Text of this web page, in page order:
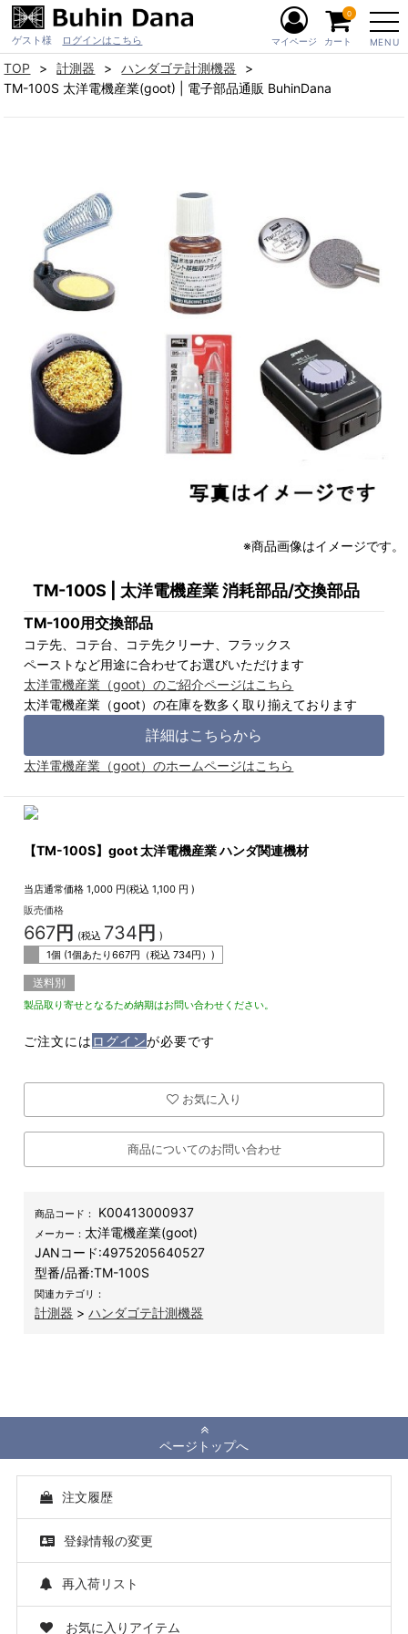
ゲスト様 ログインはこちら MENU
マイページ カート
0
TOP 計測器
ハンダゴテ計測機器
TM-100S 太洋電機産業(goot) | 電子部品通販 BuhinDana
※商品画像はイメージです。
TM-100S | 太洋電機産業 消耗部品/交換部品
TM-100用交換部品
コテ先、コテ台、コテ先クリーナ、フラックス
ペーストなど用途に合わせてお選びいただけます
太洋電機産業（goot）のご紹介ページはこちら
太洋電機産業（goot）の在庫を数多く取り揃えております
詳細はこちらから
太洋電機産業（goot）のホームページはこちら
【TM-100S】goot 太洋電機産業 ハンダ関連機材
当店通常価格 1,000 円(税込1,100 円 )
販売価格
667円 (税込 734 円 )
1個 (1個あたり667円（税込734円）)
送料別
製品取り寄せとなるため納期はお問い合わせください。
ご注文には ログインが必要です
お気に入り
商品についてのお問い合わせ
商品コード： K00413000937
メーカー： 太洋電機産業(goot)
JANコード:4975205640527
型番/品番:TM-100S
関連カテゴリ：
計測器 >ハンダゴテ計測機器
ページトップへ
注文履歴
登録情報の変更
再入荷リスト
お気に入りアイテム